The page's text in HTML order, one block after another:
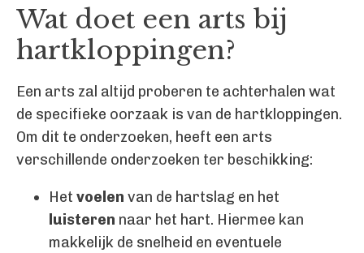
Wat doet een arts bij
hartkloppingen?
Een arts zal altijd proberen te achterhalen wat
de specifieke oorzaak is van de hartkloppingen.
Om dit te onderzoeken, heeft een arts
verschillende onderzoeken ter beschikking:
Het voelen van de hartslag en het
luisteren naar het hart. Hiermee kan
makkelijk de snelheid en eventuele